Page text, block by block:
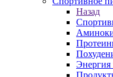
Назад
Энергия